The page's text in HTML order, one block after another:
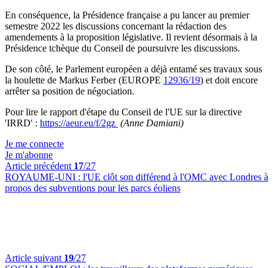
En conséquence, la Présidence française a pu lancer au premier
semestre 2022 les discussions concernant la rédaction des
amendements à la proposition législative. Il revient désormais à la
Présidence tchèque du Conseil de poursuivre les discussions.
De son côté, le Parlement européen a déjà entamé ses travaux sous
la houlette de Markus Ferber (EUROPE 12936/19) et doit encore
arrêter sa position de négociation.
Pour lire le rapport d'étape du Conseil de l'UE sur la directive
'IRRD' : https://aeur.eu/f/2gz (Anne Damiani)
Je me connecte
Je m'abonne
Article précédent 17/27
ROYAUME-UNI : l'UE clôt son différend à l'OMC avec Londres à
propos des subventions pour les parcs éoliens
Article suivant 19/27